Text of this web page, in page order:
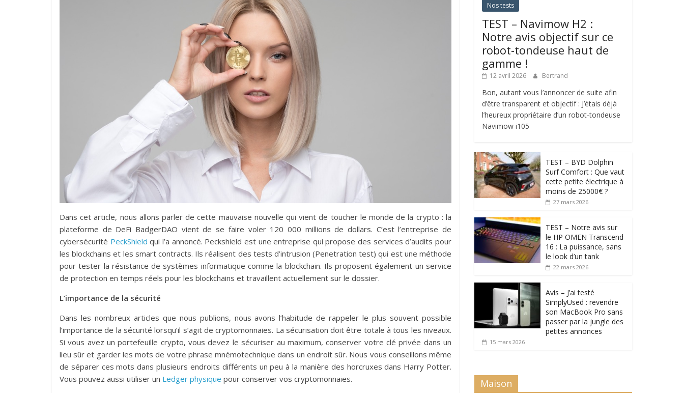
Dans cet article, nous allons parler de cette mauvaise nouvelle qui vient de toucher le monde de la crypto : la
plateforme de DeFi BadgerDAO vient de se faire voler 120 000 millions de dollars. C’est l’entreprise de
cybersécurité PeckShield qui l’a annoncé. Peckshield est une entreprise qui propose des services d’audits pour
les blockchains et les smart contracts. Ils réalisent des tests d’intrusion (Penetration test) qui est une méthode
pour tester la résistance de systèmes informatique comme la blockchain. Ils proposent également un service
de protection en temps réels pour les blockchains et travaillent actuellement sur le dossier.
L’importance de la sécurité
Dans les nombreux articles que nous publions, nous avons l’habitude de rappeler le plus souvent possible
l’importance de la sécurité lorsqu’il s’agit de cryptomonnaies. La sécurisation doit être totale à tous les niveaux.
Si vous avez un portefeuille crypto, vous devez le sécuriser au maximum, conserver votre clé privée dans un
lieu sûr et garder les mots de votre phrase mnémotechnique dans un endroit sûr. Nous vous conseillons même
de séparer ces mots dans plusieurs endroits différents un peu à la manière des horcruxes dans Harry Potter.
Vous pouvez aussi utiliser un Ledger physique pour conserver vos cryptomonnaies.
Nos tests
TEST – Navimow H2 :
Notre avis objectif sur ce
robot-tondeuse haut de
gamme !
12 avril 2026 Bertrand
Bon, autant vous l’annoncer de suite afin
d’être transparent et objectif : J’étais déjà
l’heureux propriétaire d’un robot-tondeuse
Navimow i105
TEST – BYD Dolphin
Surf Comfort : Que vaut
cette petite électrique à
moins de 25000€ ?
27 mars 2026
TEST – Notre avis sur
le HP OMEN Transcend
16 : La puissance, sans
le look d’un tank
22 mars 2026
Avis – J’ai testé
SimplyUsed : revendre
son MacBook Pro sans
passer par la jungle des
petites annonces
15 mars 2026
Maison